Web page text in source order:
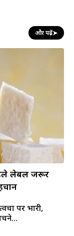
और पढ़ें➤
लेबल जरूर
पर भारी,